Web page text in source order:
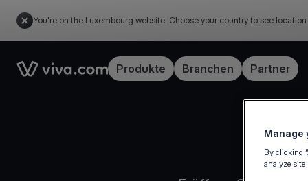
You're on the Luxembourg website. Choose your country to see
Link to the homepageProdukte Branchen Partner
Manage
By clicking
analyze